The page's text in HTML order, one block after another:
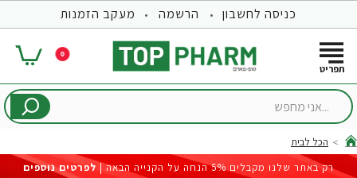
כניסה לחשבון הרשמה מעקב הזמנות
0
...אני
home
הכל לבית
רק באתר שלנו מקבלים 5% הנחה על הקנייה הבאה |
לפרטים נוספים